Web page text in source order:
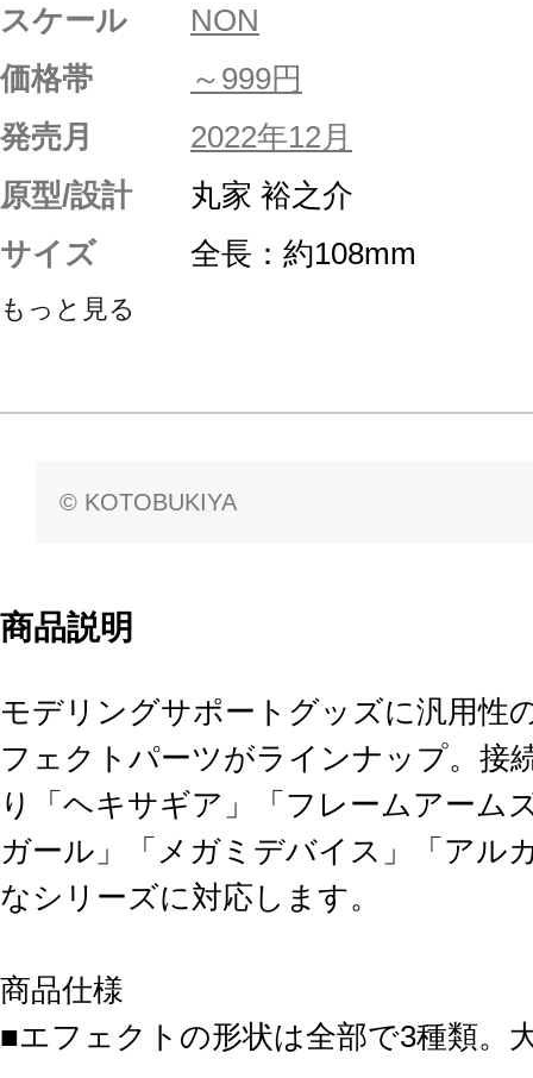
スケール
NON
価格帯
～999円
発売月
2022年12月
原型/設計
丸家 裕之介
サイズ
全長：約108mm
もっと見る
© KOTOBUKIYA
商品説明
モデリングサポートグッズに汎用性
フェクトパーツがラインナップ。接
り「ヘキサギア」「フレームアーム
ガール」「メガミデバイス」「アル
なシリーズに対応します。
商品仕様
■エフェクトの形状は全部で3種類。